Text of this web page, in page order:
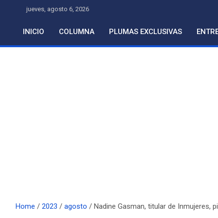
content
jueves, agosto 6, 2026
INICIO COLUMNA PLUMAS EXCLUSIVAS
Home 2023 agosto Nadine Gasman, titular de Inmujeres,